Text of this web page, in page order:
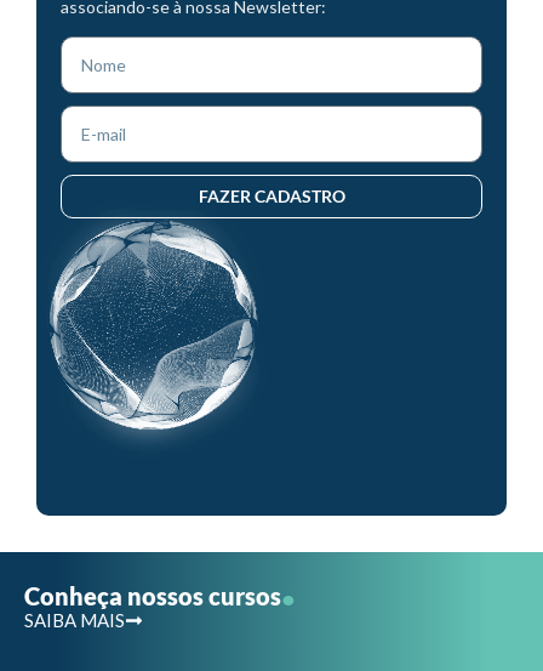
associando-se à nossa Newsletter:
FAZER CADASTRO
Conheça nossos cursos.
SAIBA MAIS